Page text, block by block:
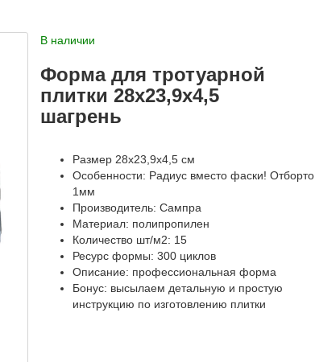
В наличии
Форма для тротуарной
плитки 28х23,9х4,5
шагрень
Размер 28х23,9х4,5 см
Особенности: Радиус вместо фаски!
1мм
Производитель: Сампра
Материал: полипропилен
Количество шт/м2: 15
Ресурс формы: 300 циклов
Описание: профессиональная форма
Бонус: высылаем детальную и простую
инструкцию по изготовлению плитки